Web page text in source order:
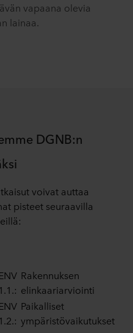
vapaana olevia
lainaa.
DGNB:n
voivat auttaa
pisteet seuraavilla
1.1.:
Rakennuksen
elinkaariarviointi
1.2.:
Paikalliset
ympäristövaikutukset